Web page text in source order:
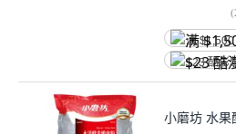
(
满
$23 酷澎
小磨坊 水